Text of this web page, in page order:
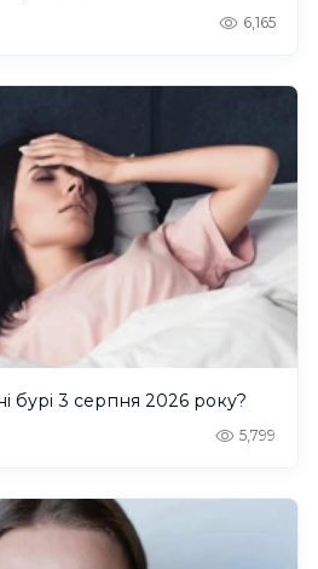
6,165
бурі 3 серпня 2026 року?
5,799